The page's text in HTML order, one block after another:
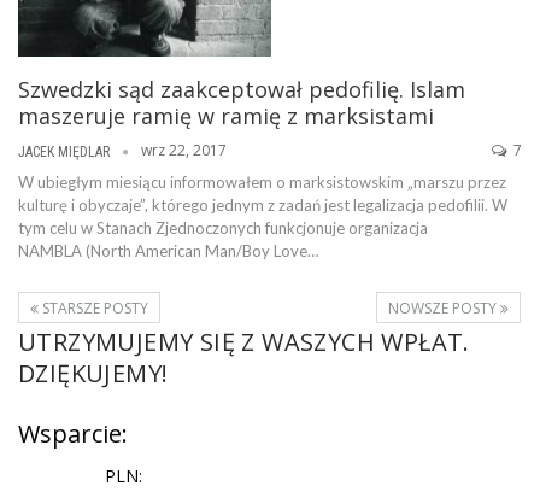
Szwedzki sąd zaakceptował pedofilię. Islam
maszeruje ramię w ramię z marksistami
JACEK MIĘDLAR wrz 22, 2017 7
W ubiegłym miesiącu informowałem o marksistowskim „marszu przez
kulturę i obyczaje”, którego jednym z zadań jest legalizacja pedofilii. W
tym celu w Stanach Zjednoczonych funkcjonuje organizacja
NAMBLA (North American Man/Boy Love…
STARSZE POSTY NOWSZE POSTY
UTRZYMUJEMY SIĘ Z WASZYCH WPŁAT.
DZIĘKUJEMY!
Wsparcie:
PLN: